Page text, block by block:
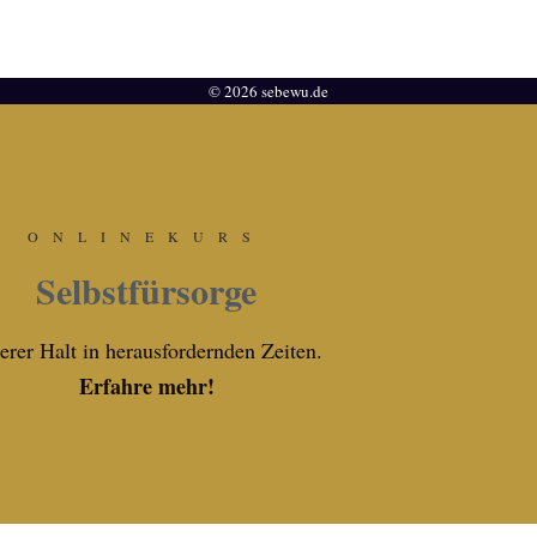
© 2026 sebewu.de
ONLINEKURS
Selbstfürsorge
Halt in herausfordernden Zeiten.
Erfahre mehr!